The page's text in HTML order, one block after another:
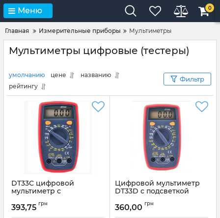
Меню 0
Главная Измерительные приборы Мультиметры
Мультиметры цифровые (тестеры)
умолчанию цене
названию
рейтингу
Фильтр
DT33C цифровой
мультиметр с
Артикул: DT33C
393,75 грн
Цифровой мультиметр
DT33D с подсветкой
360,00 грн